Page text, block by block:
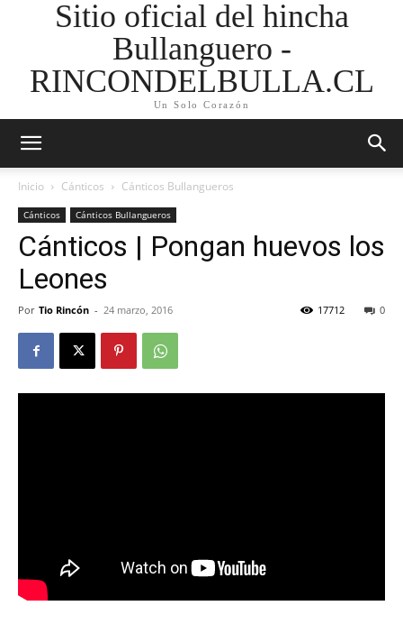
Sitio oficial del hincha
Bullanguero -
RINCONDELBULLA.CL
Un Solo Corazón
Inicio Cánticos Cánticos Bullangueros
Cánticos Cánticos Bullangueros
Cánticos | Pongan huevos los
Leones
Por Tio Rincón - 24 marzo, 2016 0
17712